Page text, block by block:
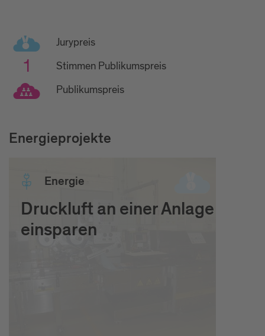
Jurypreis
1
Stimmen Publikumspreis
Publikumspreis
Energieprojekte
Ener­gie
Druckluft an einer Anlage
einsparen